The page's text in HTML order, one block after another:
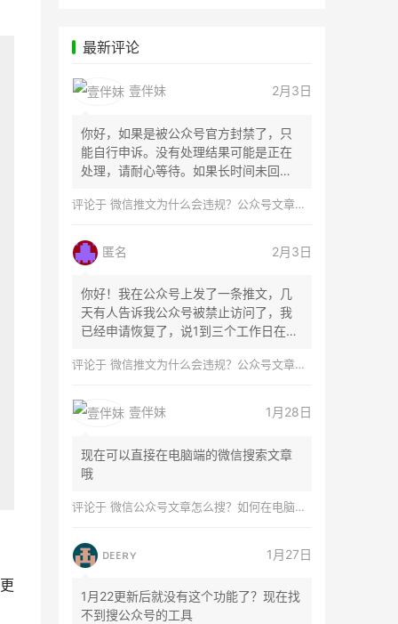
最新评论
壹伴妹 2月3日
你好，如果是被公众号官方封禁了，只
能自行申诉。没有处理结果可能是正在
处理，请耐心等待。如果长时间未回
评论于 微信推文为什么会违规？公众号文章怎么检测是否违规？
匿名 2月3日
你好！我在公众号上发了一条推文，几
天有人告诉我公众号被禁止访问了，我
已经申请恢复了，说1到三个工作日在微
评论于 微信推文为什么会违规？公众号文章怎么检测是否违规？
壹伴妹 1月28日
现在可以直接在电脑端的微信搜索文章
哦
评论于 微信公众号文章怎么搜？如何在电脑上搜索公众号文章？
ᴅᴇᴇʀʏ 1月27日
1月22更新后就没有这个功能了？现在找
不到搜公众号的工具